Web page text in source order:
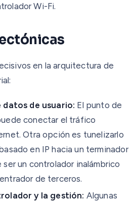
Wi-Fi.
en la arquitectura de
de usuario: El punto de
conectar el tráfico
Otra opción es tunelizarlo
en IP hacia un terminador
un controlador inalámbrico
de terceros.
y la gestión: Algunas